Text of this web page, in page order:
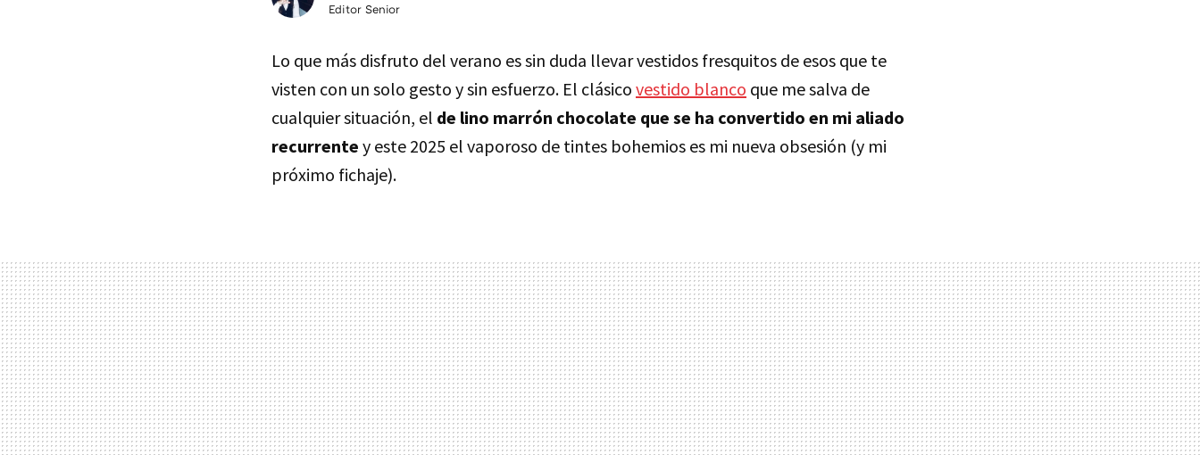
Editor Senior
Lo que más disfruto del verano es sin duda llevar vestidos fresquitos de esos que te
visten con un solo gesto y sin esfuerzo. El clásico vestido blanco que me salva de
cualquier situación, el de lino marrón chocolate que se ha convertido en mi aliado
recurrente y este 2025 el vaporoso de tintes bohemios es mi nueva obsesión (y mi
próximo fichaje).